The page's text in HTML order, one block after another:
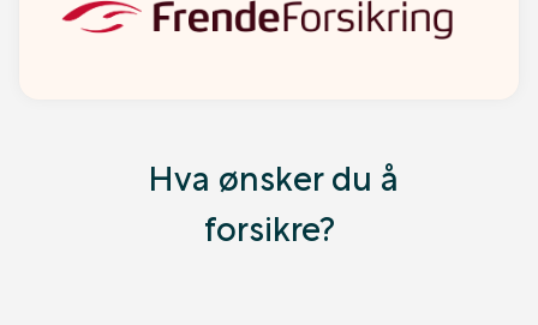
Hva ønsker du å
forsikre?